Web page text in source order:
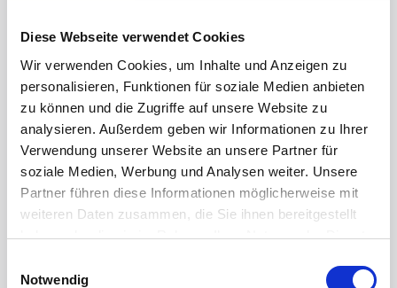
Diese Webseite verwendet Cookies
Wir verwenden Cookies, um Inhalte und Anzeigen zu
personalisieren, Funktionen für soziale Medien anbieten
zu können und die Zugriffe auf unsere Website zu
analysieren. Außerdem geben wir Informationen zu Ihrer
Verwendung unserer Website an unsere Partner für
soziale Medien, Werbung und Analysen weiter. Unsere
Partner führen diese Informationen möglicherweise mit
weiteren Daten zusammen, die Sie ihnen bereitgestellt
haben oder die sie im Rahmen Ihrer Nutzung der Dienste
Notwendig
24 Std. 1M 3M 1J 5J